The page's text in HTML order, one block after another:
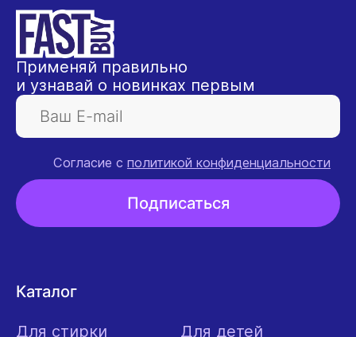
Применяй правильно
и узнавай о новинках первым
Подписаться
Согласие с политикой конфиденциальности
Каталог
Для стирки
Для детей